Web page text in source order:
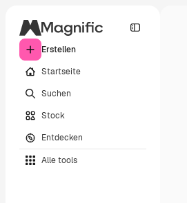
Erstellen
Startseite
Suchen
Stock
Entdecken
Alle tools